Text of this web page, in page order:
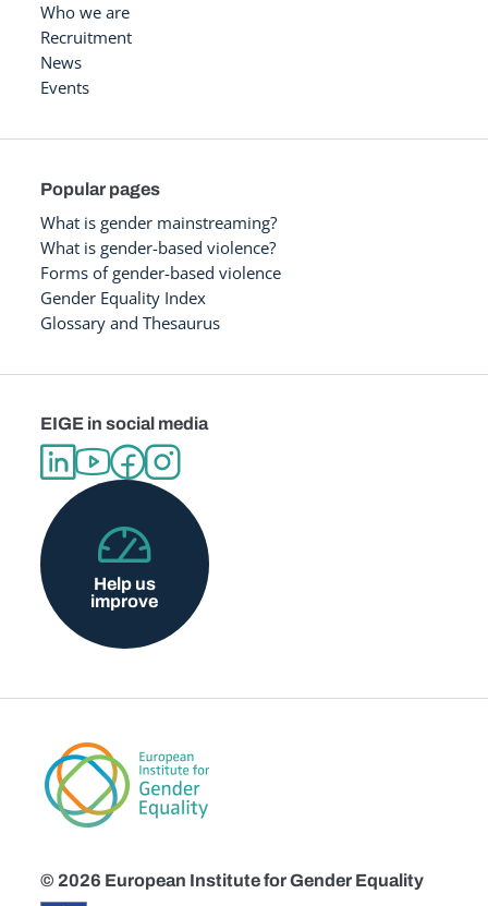
Who we are
Recruitment
News
Events
Popular pages
What is gender mainstreaming?
What is gender-based violence?
Forms of gender-based violence
Gender Equality Index
Glossary and Thesaurus
EIGE in social media
Help us
improve
© 2026 European Institute for Gender Equality